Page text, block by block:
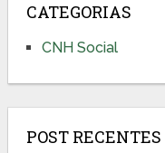
CATEGORIAS
CNH Social
POST RECENTES